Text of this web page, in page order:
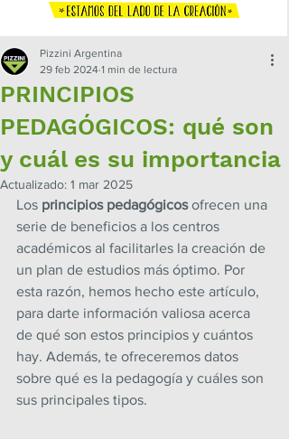
PRINCIPIOS
PEDAGÓGICOS: qué son
y cuál es su importancia
Pizzini Argentina
29 feb 2024 1 min de lectura
Actualizado: 1 mar 2025
Los principios pedagógicos ofrecen una
serie de beneficios a los centros
académicos al facilitarles la creación de
un plan de estudios más óptimo. Por
esta razón, hemos hecho este artículo,
para darte información valiosa acerca
de qué son estos principios y cuántos
hay. Además, te ofreceremos datos
sobre qué es la pedagogía y cuáles son
sus principales tipos.